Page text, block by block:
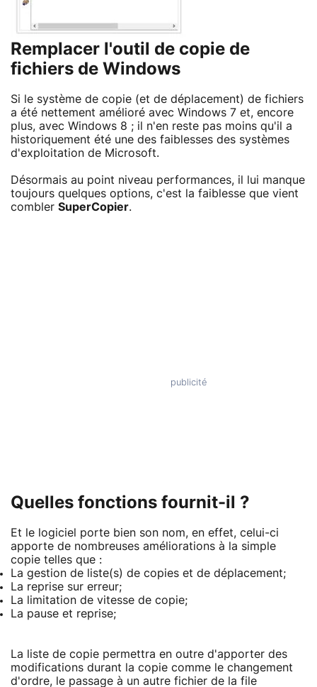
Remplacer l'outil de copie de
fichiers de Windows
Si le système de copie (et de déplacement) de fichiers
a été nettement amélioré avec Windows 7 et, encore
plus, avec Windows 8 ; il n'en reste pas moins qu'il a
historiquement été une des faiblesses des systèmes
d'exploitation de Microsoft.
Désormais au point niveau performances, il lui manque
toujours quelques options, c'est la faiblesse que vient
combler SuperCopier.
Quelles fonctions fournit-il ?
Et le logiciel porte bien son nom, en effet, celui-ci
apporte de nombreuses améliorations à la simple
copie telles que :
La gestion de liste(s) de copies et de déplacement;
La reprise sur erreur;
La limitation de vitesse de copie;
La pause et reprise;
La liste de copie permettra en outre d'apporter des
modifications durant la copie comme le changement
d'ordre, le passage à un autre fichier de la file